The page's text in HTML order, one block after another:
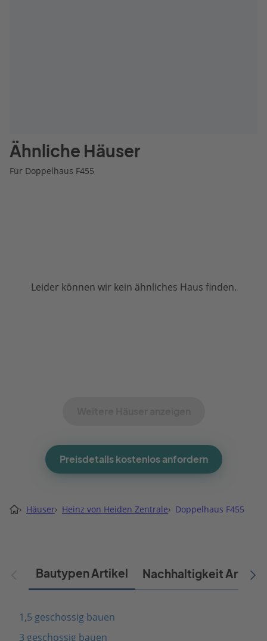
Ähnliche Häuser
Für Doppelhaus F455
Leider können wir kein ähnliches Haus finden.
Preisdetails kostenlos anfordern
› Häuser› Heinz von Heiden Zentrale› Doppelhaus F455
Bautypen Artikel Nachhaltigkeit Artikel
1,5 geschossig bauen
3 geschossig bauen